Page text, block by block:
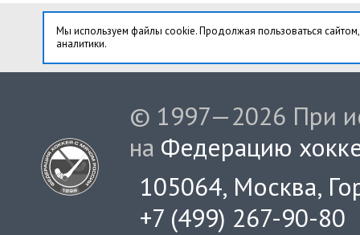
Мы используем файлы cookie. Продолжая пользоваться
аналитики.
© 1997—2026 При
на Федерацию
105064, Москва,
+7 (499) 267-90-80